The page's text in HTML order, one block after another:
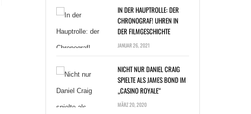
NICHT NUR DANIEL
CRAIG SPIELTE ALS
IN DER HAUPTROLLE: DER
CHRONOGRAF! UHREN IN
DER FILMGESCHICHTE
JANUAR 26, 2021
NICHT NUR DANIEL CRAIG
SPIELTE ALS JAMES BOND IM
„CASINO ROYALE“
MÄRZ 20, 2020